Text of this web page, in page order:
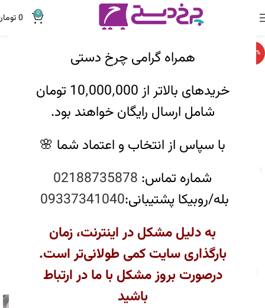
همراه گرامی چرخ دستی
خریدهای بالاتر از 10٬000٬000 تومان
شامل ارسال رایگان خواهند بود.
با سپاس از انتخاب و اعتماد شما 🌸
شماره تماس: 02188735878
بله/روبیکا پشتیبانی:09337341040
به دلیل مشکل در اینترنت، زمان
بارگذاری سایت کمی طولانی‌تر است.
درصورت بروز مشکل با ما در ارتباط
باشید
0
0
-12%
بزرگنمایی تصویر